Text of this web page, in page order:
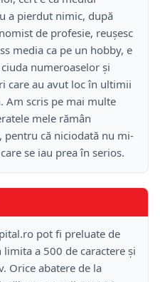
a pierdut nimic, după
de profesie, reușesc
media ca pe un hobby, e
numeroaselor și
care au avut loc în ultimii
Am scris pe mai multe
mele rămân
pentru că niciodată nu mi-
se iau prea în serios.
pot fi preluate de
a 500 de caractere și
Orice abatere de la